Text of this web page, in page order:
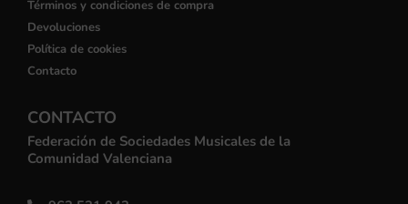
Términos y condiciones de compra
Devoluciones
Política de cookies
Contacto
CONTACTO
Federación de Sociedades Musicales de la
Comunidad Valenciana